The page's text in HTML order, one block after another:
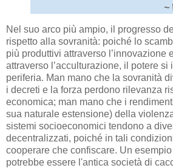
~
Nel suo arco più ampio, il progresso
rispetto alla sovranità: poiché lo
più produttivi attraverso l’innovazione
attraverso l’acculturazione, il potere si
periferia. Man mano che la sovranità
i decreti e la forza perdono rilevanza
economica; man mano che i
sua naturale estensione) della
sistemi socioeconomici tendono a
decentralizzati, poiché in tali
cooperare che confiscare. Un
potrebbe essere l'antica società di